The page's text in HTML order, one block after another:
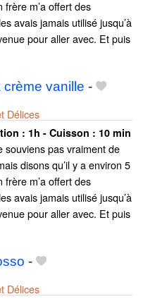
frère m’a offert des
avais jamais utilisé jusqu’à
pour aller avec. Et puis
vanille -
Délices
: 1h - Cuisson : 10 min
souviens pas vraiment de
disons qu’il y a environ 5
frère m’a offert des
avais jamais utilisé jusqu’à
pour aller avec. Et puis
-
Délices